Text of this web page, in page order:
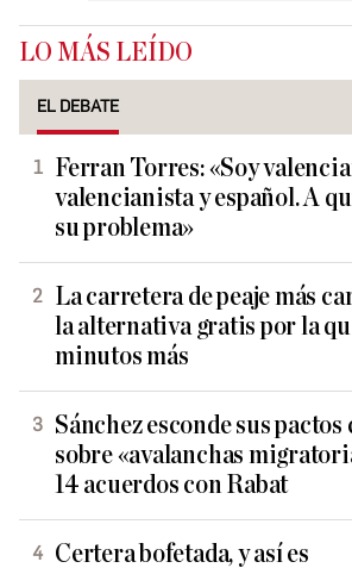
LO MÁS LEÍDO
EL DEBATE
Ferran Torres: «Soy
valencianista y español. A
su problema»
La carretera de peaje más
la alternativa gratis por la
minutos más
Sánchez esconde sus
sobre «avalanchas
14 acuerdos con Rabat
Certera bofetada, y así es